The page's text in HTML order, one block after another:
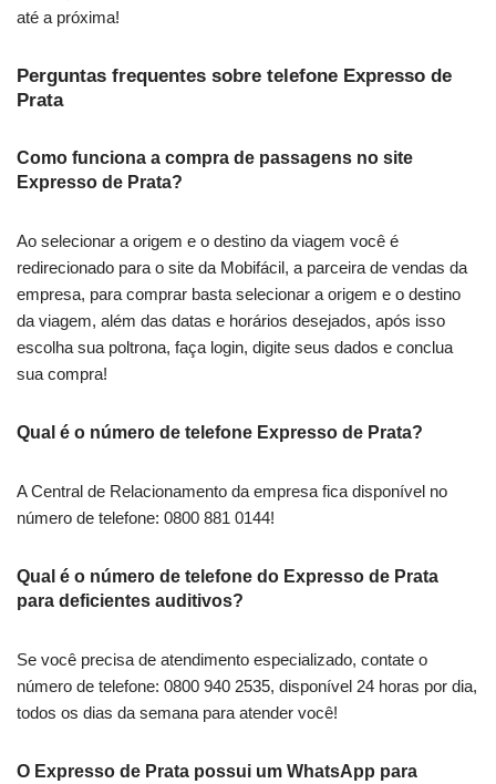
até a próxima!
Perguntas frequentes sobre telefone Expresso de
Prata
Como funciona a compra de passagens no site
Expresso de Prata?
Ao selecionar a origem e o destino da viagem você é
redirecionado para o site da Mobifácil, a parceira de vendas da
empresa, para comprar basta selecionar a origem e o destino
da viagem, além das datas e horários desejados, após isso
escolha sua poltrona, faça login, digite seus dados e conclua
sua compra!
Qual é o número de telefone Expresso de Prata?
A Central de Relacionamento da empresa fica disponível no
número de telefone: 0800 881 0144!
Qual é o número de telefone do Expresso de Prata
para deficientes auditivos?
Se você precisa de atendimento especializado, contate o
número de telefone: 0800 940 2535, disponível 24 horas por dia,
todos os dias da semana para atender você!
O Expresso de Prata possui um WhatsApp para